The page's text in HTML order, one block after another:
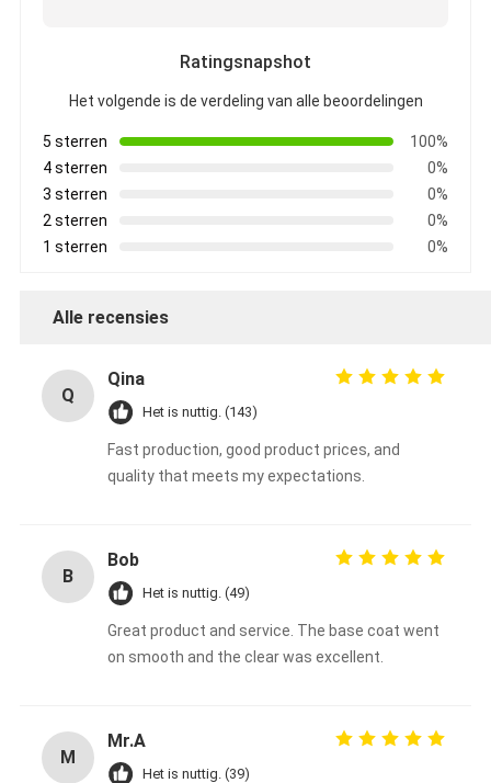
Ratingsnapshot
Het volgende is de verdeling van alle beoordelingen
5 sterren
100%
4 sterren
0%
3 sterren
0%
2 sterren
0%
1 sterren
0%
Alle recensies
Q
Qina
Het is nuttig. (143)
Fast production, good product prices, and
quality that meets my expectations.
B
Bob
Het is nuttig. (49)
Great product and service. The base coat went
on smooth and the clear was excellent.
M
Mr.A
Het is nuttig. (39)